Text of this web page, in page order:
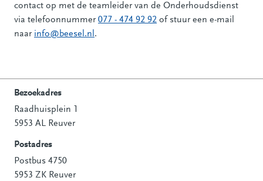
contact op met de teamleider van de Onderhoudsdienst
via telefoonnummer077 - 474 92 92 of stuur een e-mail
naar info@beesel.nl.
Contactinformatie
Bezoekadres
Raadhuisplein 1
5953 AL Reuver
Postadres
Postbus 4750
5953 ZK Reuver